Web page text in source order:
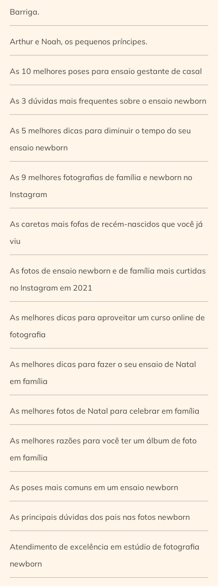
Barriga.
Arthur e Noah, os pequenos príncipes.
As 10 melhores poses para ensaio gestante de casal
As 3 dúvidas mais frequentes sobre o ensaio newborn
As 5 melhores dicas para diminuir o tempo do seu
ensaio newborn
As 9 melhores fotografias de família e newborn no
Instagram
As caretas mais fofas de recém-nascidos que você já
viu
As fotos de ensaio newborn e de família mais curtidas
no Instagram em 2021
As melhores dicas para aproveitar um curso online de
fotografia
As melhores dicas para fazer o seu ensaio de Natal
em família
As melhores fotos de Natal para celebrar em família
As melhores razões para você ter um álbum de foto
em família
As poses mais comuns em um ensaio newborn
As principais dúvidas dos pais nas fotos newborn
Atendimento de excelência em estúdio de fotografia
newborn